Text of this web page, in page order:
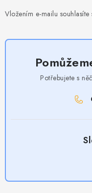
Vložením e-mailu souhlasíte
Potřebujete s